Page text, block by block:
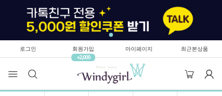
로그인
회원가입
+2,000
마이페이지 최근본상품